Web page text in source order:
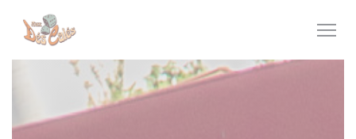
Πίνακας διαχείρισης "Μπισκότων" (Cookies)